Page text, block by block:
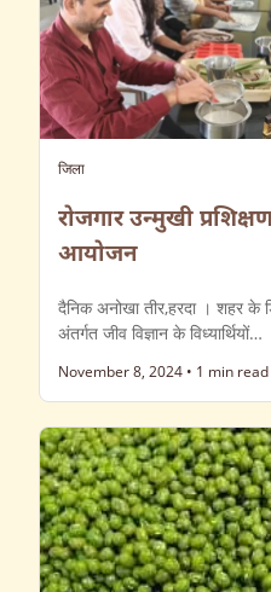
जिला
रोजगार उन्मुखी
आयोजन
दैनिक अनोखा तीर,हरदा । शहर के
अंतर्गत जीव विज्ञान के विध्यार्थियों…
November 8, 2024 • 1 min read